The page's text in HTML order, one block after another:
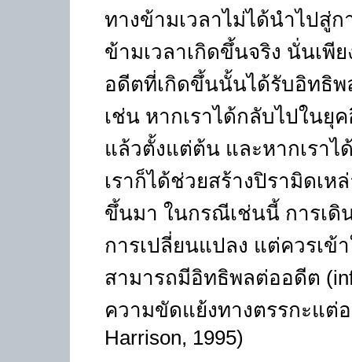
ทางข้ามเวลาไม่ได้นำไปสู่
ข้ามเวลาเกิดขึ้นจริง นั่นเพี
อดีตที่เกิดขึ้นนั้นได้รับอิทธิ
เช่น หากเราได้กลับไปในยุ
แล้วตั้งแต่ต้น และหากเรา
เราก็ได้ช่วยสร้างปิรามดเห
ขึ้นมา ในกรณีเช่นนี้ การเดิ
การเปลี่ยนแปลง แต่ควรเข้
สามารถมีอิทธิพลต่ออดีต (
ความขัดแย้งทางตรรกะแต่
Harrison, 1995)